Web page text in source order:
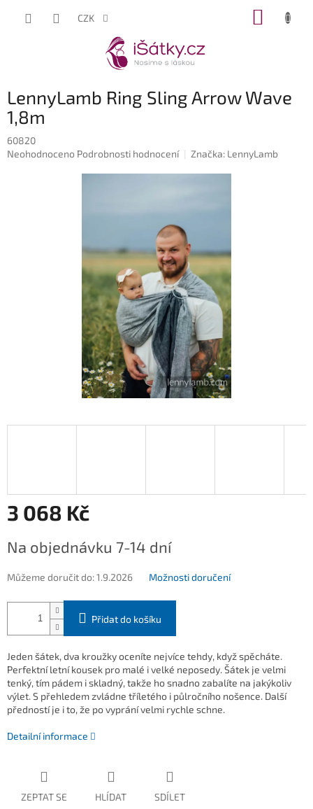
CZK
LennyLamb Ring Sling Arrow Wave
1,8m
60820
Průměrné
Neohodnoceno Podrobnosti hodnocení Značka: LennyLamb
3 068 Kč
cena:
Na objednávku 7-14 dní
Můžeme doručit do:1.9.2026 Možnosti doručení
Přidat do košíku
Jeden šátek, dva kroužky oceníte nejvíce tehdy, když spěcháte.
Perfektní letní kousek pro malé i velké neposedy. Šátek je velmi
tenký, tím pádem i skladný, takže ho snadno zabalíte na jakýkoliv
výlet. S přehledem zvládne tříletého i půlročního nošence. Další
předností je i to, že po vyprání velmi rychle schne.
Detailní informace
ZEPTAT SE HLÍDAT SDÍLET